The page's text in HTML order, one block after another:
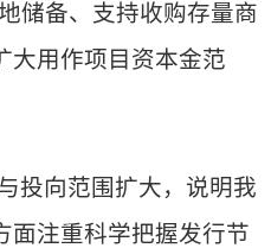
储备、支持收购存量商
大用作项目资本金范
投向范围扩大，说明我
面注重科学把握发行节